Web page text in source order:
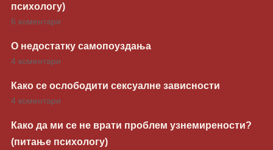
психологу)
6 коментари
О недостатку самопоуздања
4 коментари
Како се ослободити сексуалне зависности
4 коментари
Како да ми се не врати проблем узнемирености?
(питање психологу)